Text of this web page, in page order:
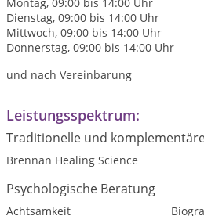
Dienstag, 09:00 bis 14:00 Uhr
Mittwoch, 09:00 bis 14:00 Uhr
Donnerstag, 09:00 bis 14:00 Uhr
und nach Vereinbarung
Leistungsspektrum:
Traditionelle und
Brennan Healing Science
Psychologische Beratung
Achtsamkeit